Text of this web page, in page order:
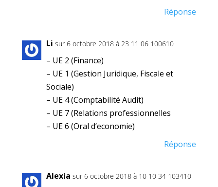
Réponse
Li sur 6 octobre 2018 à 23 11 06 100610
– UE 2 (Finance)
– UE 1 (Gestion Juridique, Fiscale et
Sociale)
– UE 4 (Comptabilité Audit)
– UE 7 (Relations professionnelles
– UE 6 (Oral d’economie)
Réponse
Alexia sur 6 octobre 2018 à 10 10 34 103410